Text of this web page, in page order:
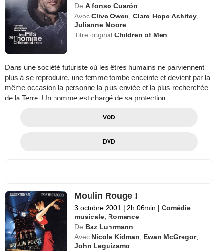
De Alfonso Cuarón
Avec Clive Owen ,Clare-Hope Ashitey
Julianne Moore
Titre originalChildren of Men
Dans une société futuriste où les êtres humains ne parviennent
plus à se reproduire, une femme tombe enceinte et devient par la
même occasion la personne la plus enviée et la plus recherchée
de la Terre. Un homme est chargé de sa protection...
VOD
DVD
Moulin Rouge !
3 octobre 2001 | 2h 06min | Comédie
musicale Romance
De Baz Luhrmann
Avec Nicole Kidman Ewan McGregor,
John Leguizamo